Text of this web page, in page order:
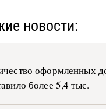
новости:
оформленных
более 5,4 тыс.